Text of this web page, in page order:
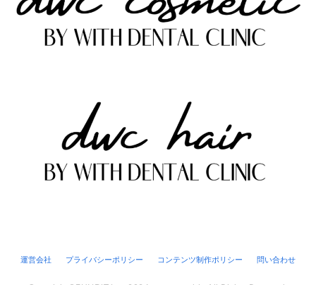
運営会社 プライバシーポリシー コンテンツ制作ポリシー 問い合わせ